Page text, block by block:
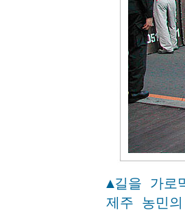
▲길을 가로
제주 농민